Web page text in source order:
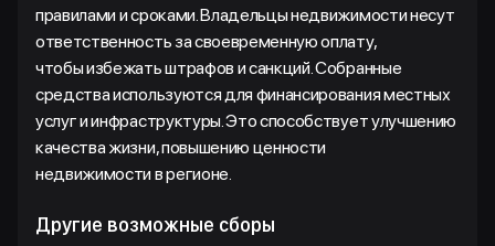
правилами и сроками. Владельцы недвижимости несут
ответственность за своевременную оплату,
чтобы избежать штрафов и санкций. Собранные
средства используются для финансирования местных
услуг и инфраструктуры. Это способствует улучшению
качества жизни, повышению ценности
недвижимости в регионе.
Другие возможные сборы